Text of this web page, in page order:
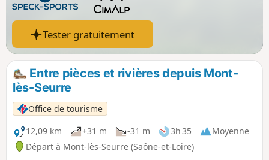
Tester gratuitement
Entre pièces et rivières depuis Mont-
lès-Seurre
Office de tourisme
12,09 km
+31 m -31 m 3h 35
Moyenne
Départ à Mont-lès-Seurre (Saône-et-Loire)